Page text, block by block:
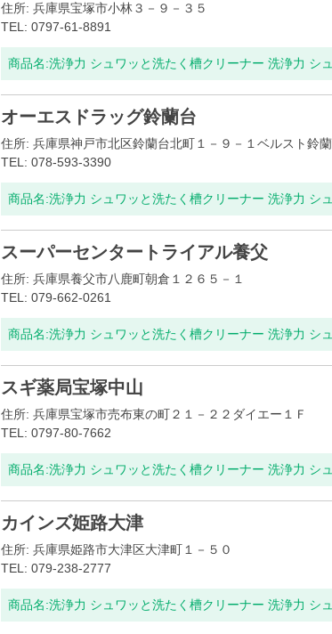
住所: 兵庫県宝塚市小林３－９－３５
TEL: 0797-61-8891
商品名:洗浄力 シュワッと洗たく槽クリーナー 洗浄力 シ
オーエスドラッグ鈴蘭台
住所: 兵庫県神戸市北区鈴蘭台北町１－９－１ベルスト鈴蘭
TEL: 078-593-3390
商品名:洗浄力 シュワッと洗たく槽クリーナー 洗浄力 シ
スーパーセンタートライアル養父
住所: 兵庫県養父市八鹿町朝倉１２６５－１
TEL: 079-662-0261
商品名:洗浄力 シュワッと洗たく槽クリーナー 洗浄力 シ
スギ薬局宝塚中山
住所: 兵庫県宝塚市売布東の町２１－２２ダイエー１Ｆ
TEL: 0797-80-7662
商品名:洗浄力 シュワッと洗たく槽クリーナー 洗浄力 シ
カインズ姫路大津
住所: 兵庫県姫路市大津区大津町１－５０
TEL: 079-238-2777
商品名:洗浄力 シュワッと洗たく槽クリーナー 洗浄力 シ